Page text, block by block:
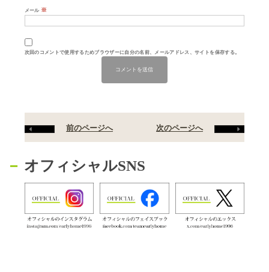
メール ※
次回のコメントで使用するためブラウザーに自分の名前、メールアドレス、サイトを保存する。
次のページへ
前のページへ
オフィシャルSNS